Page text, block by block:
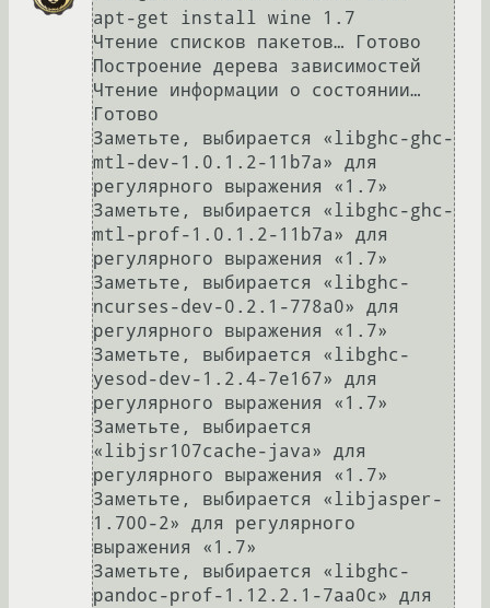
apt-get install wine 1.7
Чтение списков пакетов… Готово
Построение дерева зависимостей
Чтение информации о состоянии…
Готово
Заметьте, выбирается «libghc-ghc-
mtl-dev-1.0.1.2-11b7a» для
регулярного выражения «1.7»
Заметьте, выбирается «libghc-ghc-
mtl-prof-1.0.1.2-11b7a» для
регулярного выражения «1.7»
Заметьте, выбирается «libghc-
ncurses-dev-0.2.1-778a0» для
регулярного выражения «1.7»
Заметьте, выбирается «libghc-
yesod-dev-1.2.4-7e167» для
регулярного выражения «1.7»
Заметьте, выбирается
«libjsr107cache-java» для
регулярного выражения «1.7»
Заметьте, выбирается «libjasper-
1.700-2» для регулярного
выражения «1.7»
Заметьте, выбирается «libghc-
pandoc-prof-1.12.2.1-7aa0c» для